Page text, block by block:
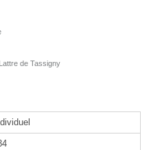
de Tassigny